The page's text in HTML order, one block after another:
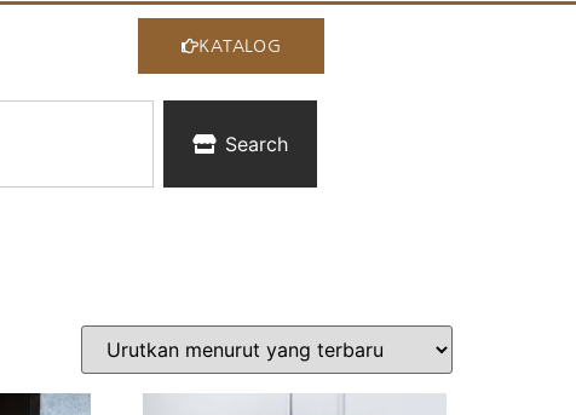
KATALOG
Search